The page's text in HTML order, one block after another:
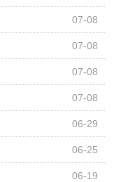
07-08
07-08
07-08
07-08
06-29
06-25
06-19